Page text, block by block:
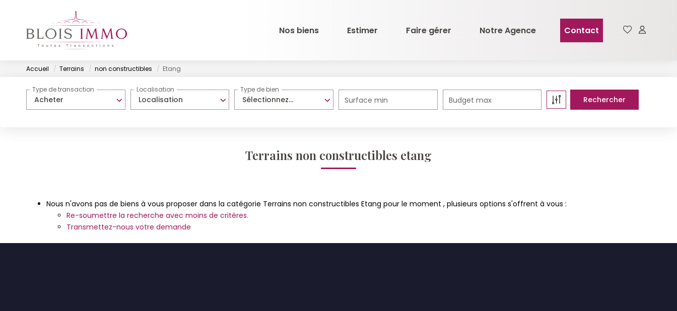
Nos biens Estimer Faire gérer Notre Agence Contact
Accueil Terrains non constructibles Etang
Acheter
Type de transaction
Localisation
Localisation
Sélectionnez...
Type de bien
Surface min Budget max
Terrains non constructibles etang
Nous n'avons pas de biens à vous proposer dans la catégorie Terrains non constructibles Etang pour le moment , plusieurs options s'offrent à vous :
Re-soumettre la recherche avec moins de critères.
Transmettez-nous votre demande